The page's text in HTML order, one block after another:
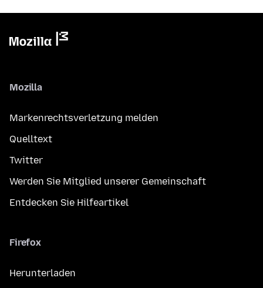
Mozilla
Markenrechtsverletzung melden
Quelltext
Twitter
Werden Sie Mitglied unserer Gemeinschaft
Entdecken Sie Hilfeartikel
Firefox
Herunterladen